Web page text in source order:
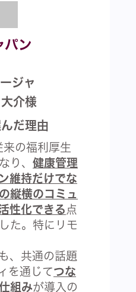
パン
ジャ
介様
だ理由
の福利厚生
り、 健康管理
維持だけでな
縦横のコミュ
性化できる 点
た。特にリモ
、共通の話題
を通じてつな
組みが導入の